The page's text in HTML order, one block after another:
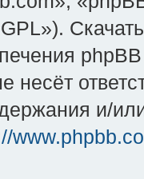
phpBB
и/